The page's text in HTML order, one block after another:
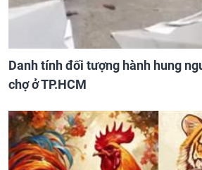
Danh tính đối tượng hành hung
chợ ở TP.HCM